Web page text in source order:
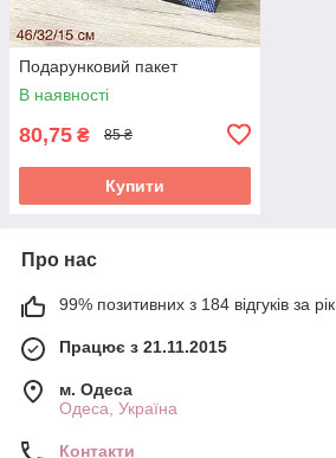
Подарунковий пакет
В наявності
80,75 ₴ 85 ₴
Купити
Про нас
99% позитивних з 184 відгуків за рік
Працює з 21.11.2015
м. Одеса
Одеса, Україна
Контакти